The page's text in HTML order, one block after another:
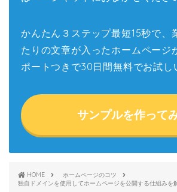
かんたん３ステップ最短15秒で、
たりの文章が入ったホームページ
ポートつきで30日間無料でお試し
サンプルを作って
HOME
ホームページのコツ
独自ドメインを使用してホームページを公開する仕組みを